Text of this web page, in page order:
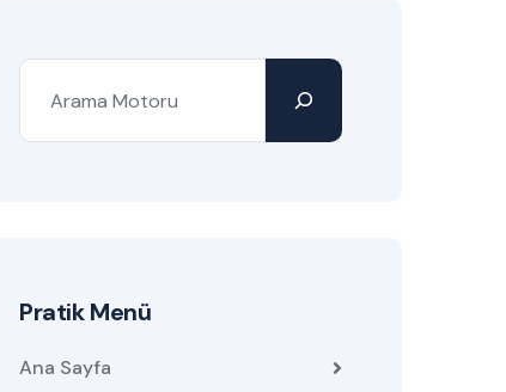
Pratik Menü
Ana Sayfa